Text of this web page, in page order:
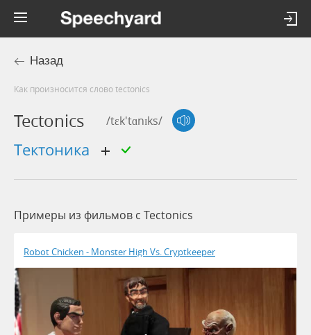
Назад
Как произносится слово tectonics
Tectonics /tɛk'tɑnɪks/
тектоника
Примеры из фильмов c Tectonics
Robot Chicken - Monster High Vs. Cryptkeeper